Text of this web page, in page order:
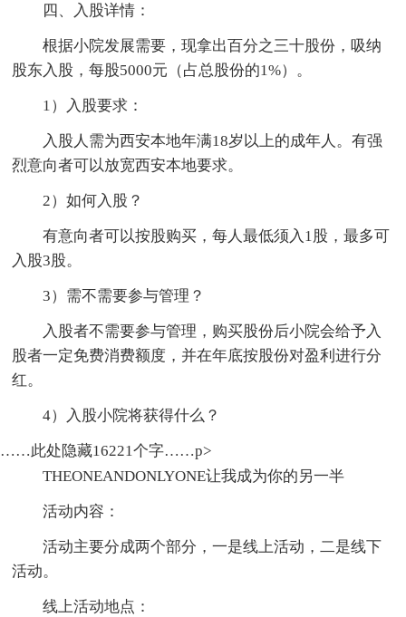
四、入股详情：
根据小院发展需要，现拿出百分之三十股份，吸纳
股东入股，每股5000元（占总股份的1%）。
1）入股要求：
入股人需为西安本地年满18岁以上的成年人。有强
烈意向者可以放宽西安本地要求。
2）如何入股？
有意向者可以按股购买，每人最低须入1股，最多可
入股3股。
3）需不需要参与管理？
入股者不需要参与管理，购买股份后小院会给予入
股者一定免费消费额度，并在年底按股份对盈利进行分
红。
4）入股小院将获得什么？
……此处隐藏16221个字……p>
THEONEANDONLYONE让我成为你的另一半
活动内容：
活动主要分成两个部分，一是线上活动，二是线下
活动。
线上活动地点：